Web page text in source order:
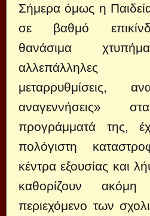
Σήμερα όμως η
σε βαθμό
θανάσιμα
μεταρρυθμίσεις,
αναγεννήσεις»
προγράμματά της,
πολόγιστη
κέντρα εξουσίας και
καθορίζουν
περιεχόμενο των